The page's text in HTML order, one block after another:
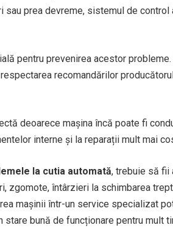
prea devreme, sistemul de
pentru prevenirea acestor probleme.
recomandărilor
deoarece mașina încă poate fi
interne și la reparații mult mai
la cutia automată, trebuie să fii
zgomote, întârzieri la schimbarea
mașinii într-un service specializat
bună de funcționare pentru mult